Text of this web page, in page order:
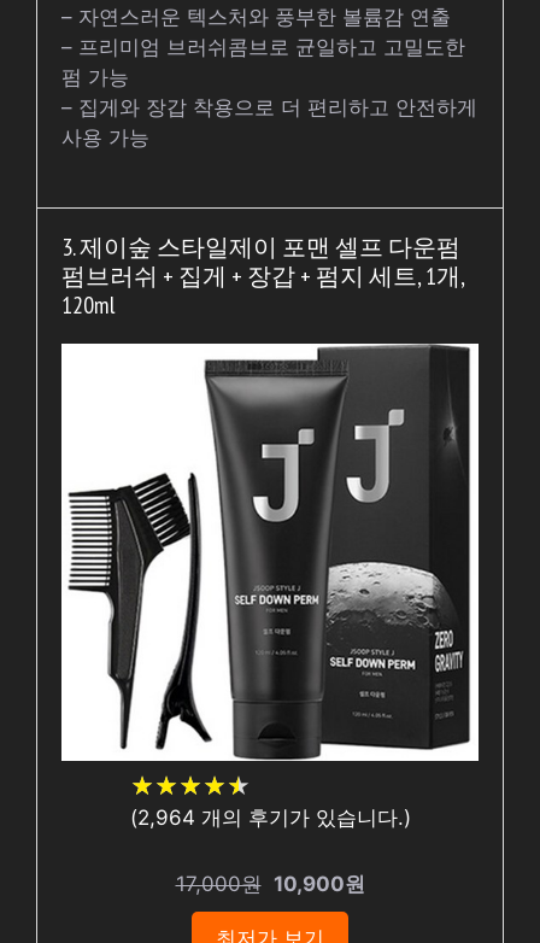
– 자연스러운 텍스처와 풍부한 볼륨감 연출
– 프리미엄 브러쉬콤브로 균일하고 고밀도한
펌 가능
– 집게와 장갑 착용으로 더 편리하고 안전하게
사용 가능
3. 제이숲 스타일제이 포맨 셀프 다운펌
펌브러쉬 + 집게 + 장갑 + 펌지 세트, 1개,
120ml
★★★★★
★★★★★
(2,964 개의 후기가 있습니다.)
17,000원 10,900원
최저가 보기